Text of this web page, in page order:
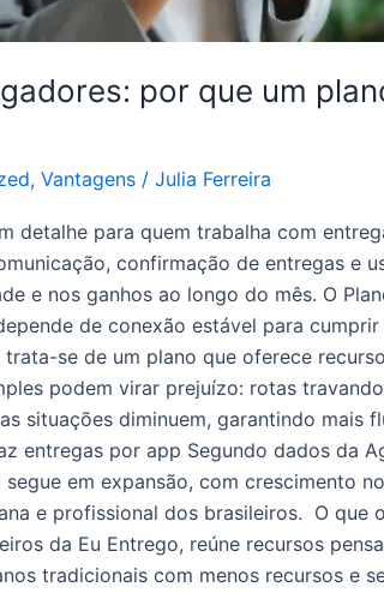
por que um
, Vantagens / Julia Ferreira
detalhe para quem trabalha com
confirmação de entregas e
e nos ganhos ao longo do mês. O
de conexão estável para
se de um plano que oferece
podem virar prejuízo: rotas
situações diminuem, garantindo
entregas por app Segundo dados da
em expansão, com crescimento
e profissional dos brasileiros. O que
da Eu Entrego, reúne recursos
tradicionais com menos recursos e